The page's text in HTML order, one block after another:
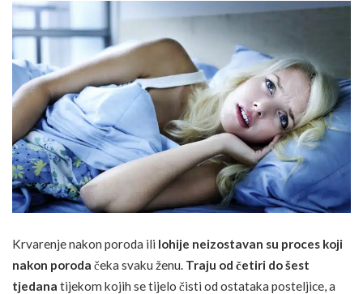
Krvarenje nakon poroda ili lohije neizostavan su proces koji
nakon poroda čeka svaku ženu. Traju od četiri do šest
tjedana tijekom kojih se tijelo čisti od ostataka posteljice, a